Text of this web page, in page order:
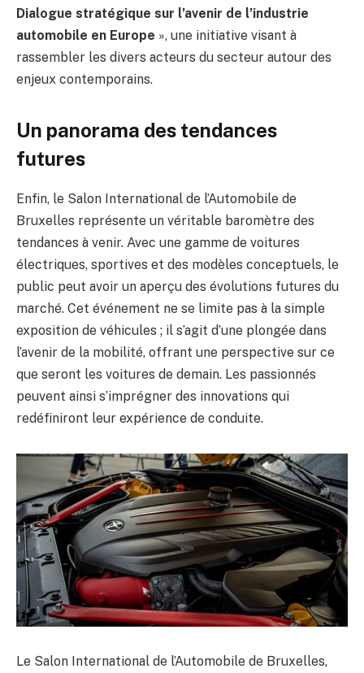
Dialogue stratégique sur l’avenir de l’industrie
automobile en Europe », une initiative visant à
rassembler les divers acteurs du secteur autour des
enjeux contemporains.
Un panorama des tendances
futures
Enfin, le Salon International de l’Automobile de
Bruxelles représente un véritable baromètre des
tendances à venir. Avec une gamme de voitures
électriques, sportives et des modèles conceptuels, le
public peut avoir un aperçu des évolutions futures du
marché. Cet événement ne se limite pas à la simple
exposition de véhicules ; il s’agit d’une plongée dans
l’avenir de la mobilité, offrant une perspective sur ce
que seront les voitures de demain. Les passionnés
peuvent ainsi s’imprégner des innovations qui
redéfiniront leur expérience de conduite.
Le Salon International de l’Automobile de Bruxelles,